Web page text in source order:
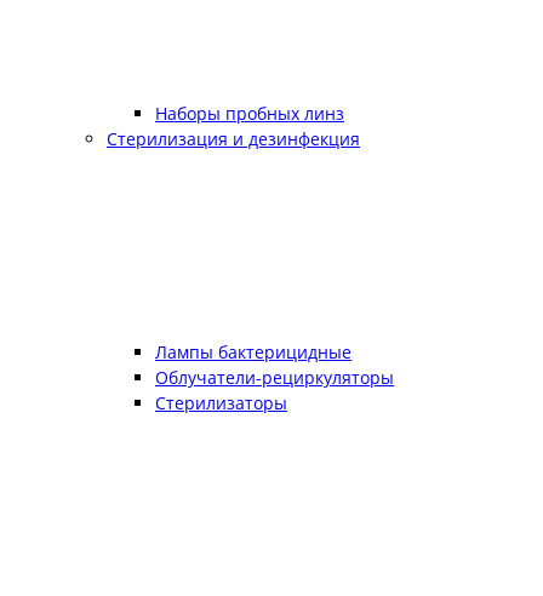
Наборы пробных линз
Стерилизация и дезинфекция
Лампы бактерицидные
Облучатели-рециркуляторы
Стерилизаторы